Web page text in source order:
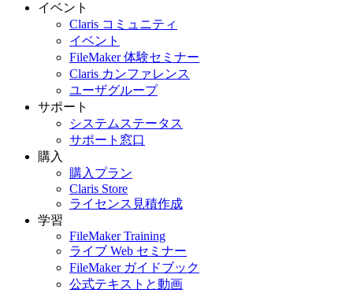
イベント
Claris コミュニティ
イベント
FileMaker 体験セミナー
Claris カンファレンス
ユーザグループ
サポート
システムステータス
サポート窓口
購入
購入プラン
Claris Store
ライセンス見積作成
学習
FileMaker Training
ライブ Web セミナー
FileMaker ガイドブック
公式テキストと動画